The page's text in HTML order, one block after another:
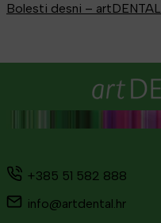
Bolesti desni – artDENTAL
+385 51 582 888
info@artdental.hr